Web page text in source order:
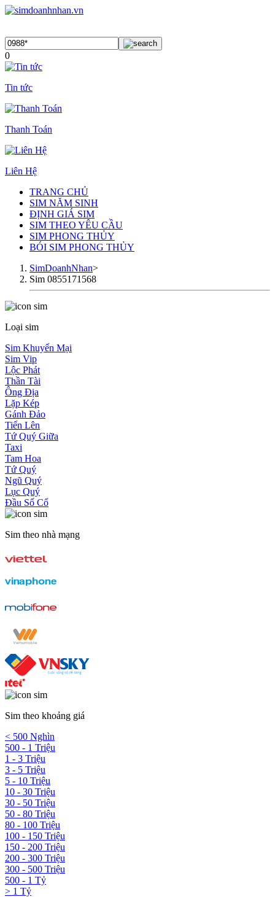
0
Tin tức
Thanh Toán
Liên Hệ
TRANG CHỦ
SIM NĂM SINH
ĐỊNH GIÁ SIM
SIM THEO YÊU CẦU
SIM PHONG THỦY
BÓI SIM PHONG THỦY
SimDoanhNhan>
Sim 0855171568
Loại sim
Sim Khuyến Mại
Sim Vip
Lộc Phát
Thần Tài
Ông Địa
Lặp Kép
Gánh Đảo
Tiến Lên
Tứ Quý Giữa
Taxi
Tam Hoa
Tứ Quý
Ngũ Quý
Lục Quý
Đầu Số Cổ
Sim theo nhà mạng
Sim theo khoảng giá
< 500 Nghìn
500 - 1 Triệu
1 - 3 Triệu
3 - 5 Triệu
5 - 10 Triệu
10 - 30 Triệu
30 - 50 Triệu
50 - 80 Triệu
80 - 100 Triệu
100 - 150 Triệu
150 - 200 Triệu
200 - 300 Triệu
300 - 500 Triệu
500 - 1 Tỷ
> 1 Tỷ